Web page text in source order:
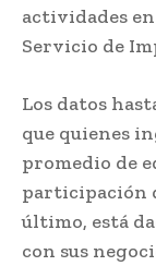
actividades
Servicio de
Los datos
que quienes
promedio de
participación
último, está
con sus